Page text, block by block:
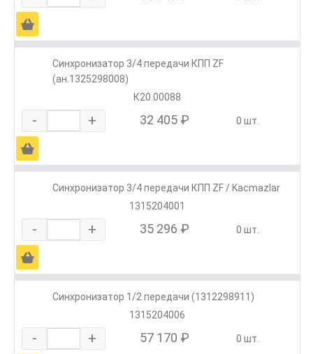
Ä
Синхронизатор 3/4 передачи КПП ZF
(ан.1325298008)
К20.00088
- + 32 405 ₽ 0 шт.
Ä
Синхронизатор 3/4 передачи КПП ZF / Kacmazlar
1315204001
- + 35 296 ₽ 0 шт.
Ä
Синхронизатор 1/2 передачи (1312298911)
1315204006
- + 57 170 ₽ 0 шт.